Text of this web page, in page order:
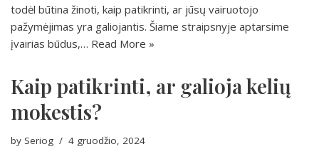
todėl būtina žinoti, kaip patikrinti, ar jūsų vairuotojo
pažymėjimas yra galiojantis. Šiame straipsnyje aptarsime
įvairias būdus,… Read More »
Kaip patikrinti, ar galioja kelių
mokestis?
by Seriog 4 gruodžio, 2024